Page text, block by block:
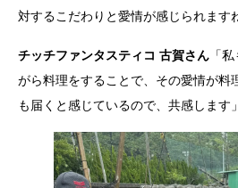
対するこだわりと愛情が感じられます
チッチファンタスティコ 古賀さん 「
がら料理をすることで、その愛情が料
も届くと感じているので、共感します」